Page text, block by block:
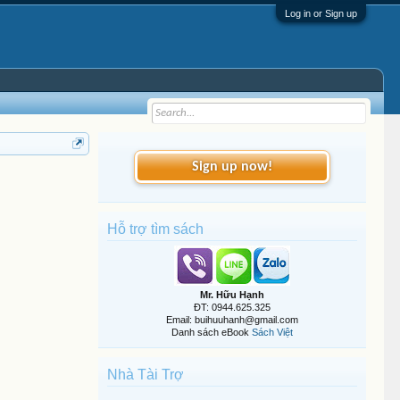
Log in or Sign up
Sign up now!
Hỗ trợ tìm sách
Mr. Hữu Hạnh
ĐT: 0944.625.325
Email: buihuuhanh@gmail.com
Danh sách eBook Sách Việt
Nhà Tài Trợ